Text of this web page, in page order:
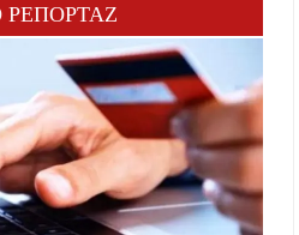
ΡΕΠΟΡΤΑΖ